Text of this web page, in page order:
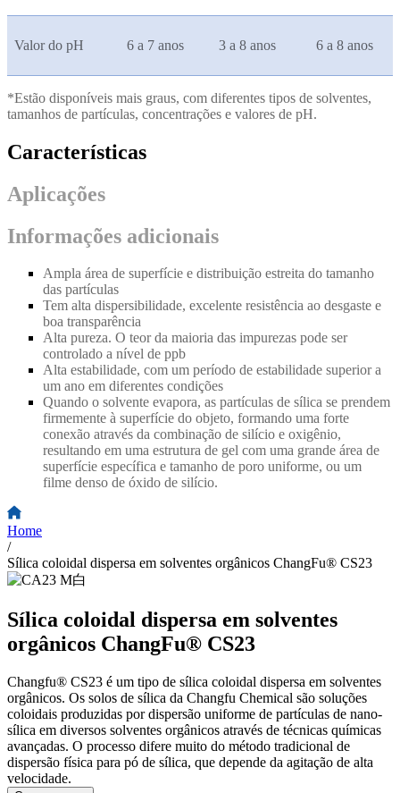
Valor do pH 6 a 7 anos 3 a 8 anos 6 a 8 anos
*Estão disponíveis mais graus, com diferentes tipos de solventes,
tamanhos de partículas, concentrações e valores de pH.
Características
Aplicações
Informações adicionais
Ampla área de superfície e distribuição estreita do tamanho
das partículas
Tem alta dispersibilidade, excelente resistência ao desgaste e
boa transparência
Alta pureza. O teor da maioria das impurezas pode ser
controlado a nível de ppb
Alta estabilidade, com um período de estabilidade superior a
um ano em diferentes condições
Quando o solvente evapora, as partículas de sílica se prendem
firmemente à superfície do objeto, formando uma forte
conexão através da combinação de silício e oxigênio,
resultando em uma estrutura de gel com uma grande área de
superfície específica e tamanho de poro uniforme, ou um
filme denso de óxido de silício.
Home
/
Sílica coloidal dispersa em solventes orgânicos ChangFu® CS23
Sílica coloidal dispersa em solventes
orgânicos ChangFu® CS23
Changfu® CS23 é um tipo de sílica coloidal dispersa em solventes
orgânicos. Os solos de sílica da Changfu Chemical são soluções
coloidais produzidas por dispersão uniforme de partículas de nano-
sílica em diversos solventes orgânicos através de técnicas químicas
avançadas. O processo difere muito do método tradicional de
dispersão física para pó de sílica, que depende da agitação de alta
velocidade.